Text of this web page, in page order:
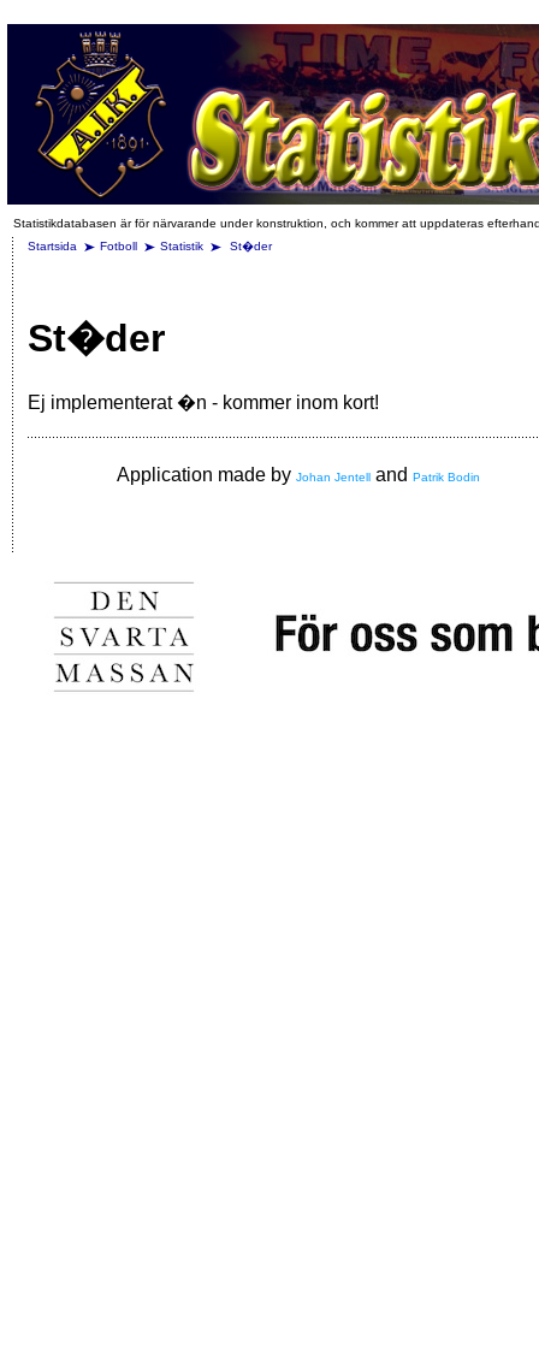
Statistikdatabasen är för närvarande under konstruktion, och kommer att uppdateras
Startsida
Fotboll Statistik St�der
St�der
Ej implementerat �n - kommer inom kort!
Application made by Johan Jentell and Patrik Bodin